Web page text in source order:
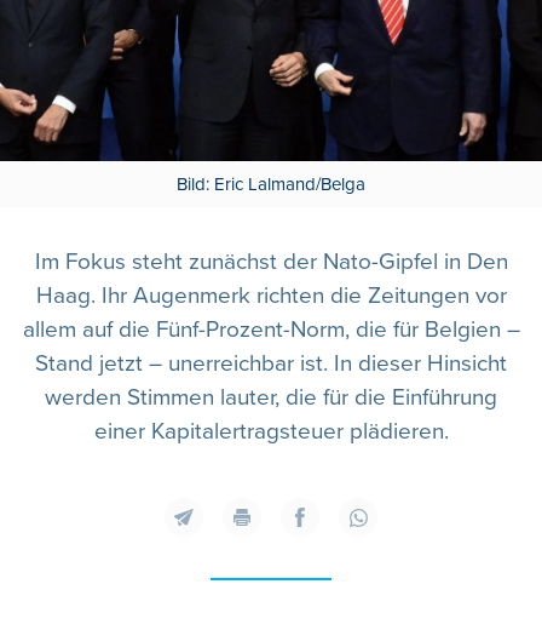
Bild: Eric Lalmand/Belga
Im Fokus steht zunächst der Nato-Gipfel in Den
Haag. Ihr Augenmerk richten die Zeitungen vor
allem auf die Fünf-Prozent-Norm, die für Belgien –
Stand jetzt – unerreichbar ist. In dieser Hinsicht
werden Stimmen lauter, die für die Einführung
einer Kapitalertragsteuer plädieren.